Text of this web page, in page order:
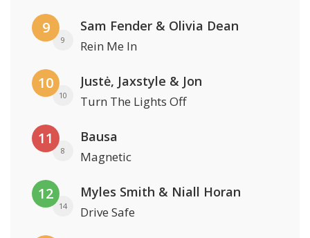
9
9
Sam Fender & Olivia Dean
Rein Me In
10
10
Justė, Jaxstyle & Jon
Turn The Lights Off
11
8
Bausa
Magnetic
12
14
Myles Smith & Niall Horan
Drive Safe